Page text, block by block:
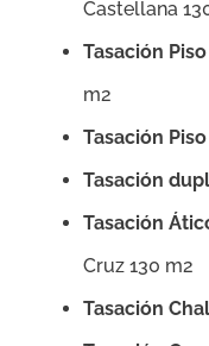
Castellana
Tasación
m2
Tasación
Tasación
Tasación
Cruz 130 m2
Tasación